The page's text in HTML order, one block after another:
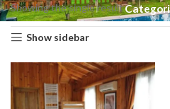
Showing the single result
Show sidebar